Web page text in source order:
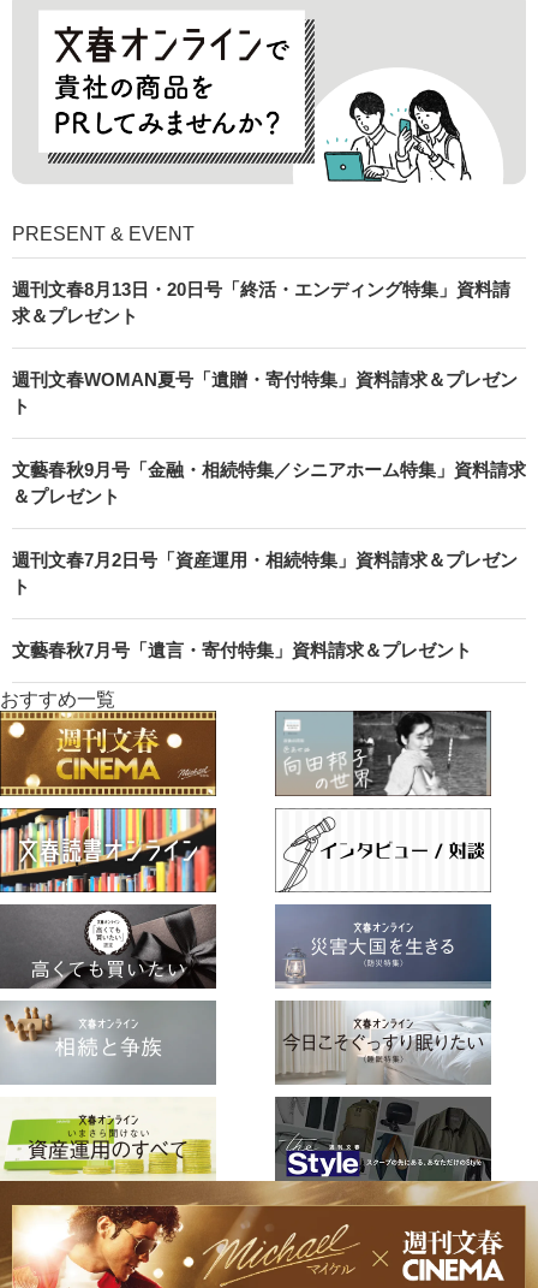
PRESENT & EVENT
週刊文春8月13日・20日号「終活・エンディング特集」資料請
求＆プレゼント
週刊文春WOMAN夏号「遺贈・寄付特集」資料請求＆プレゼン
ト
文藝春秋9月号「金融・相続特集／シニアホーム特集」資料請求
＆プレゼント
週刊文春7月2日号「資産運用・相続特集」資料請求＆プレゼン
ト
文藝春秋7月号「遺言・寄付特集」資料請求＆プレゼント
おすすめ一覧